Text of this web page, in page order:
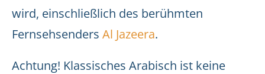
wird, einschließlich des berühmten
Fernsehsenders Al Jazeera.
Achtung! Klassisches Arabisch ist keine